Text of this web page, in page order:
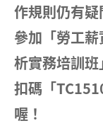
作規則仍有
參加「勞工
析實務培訓
扣碼「
喔！